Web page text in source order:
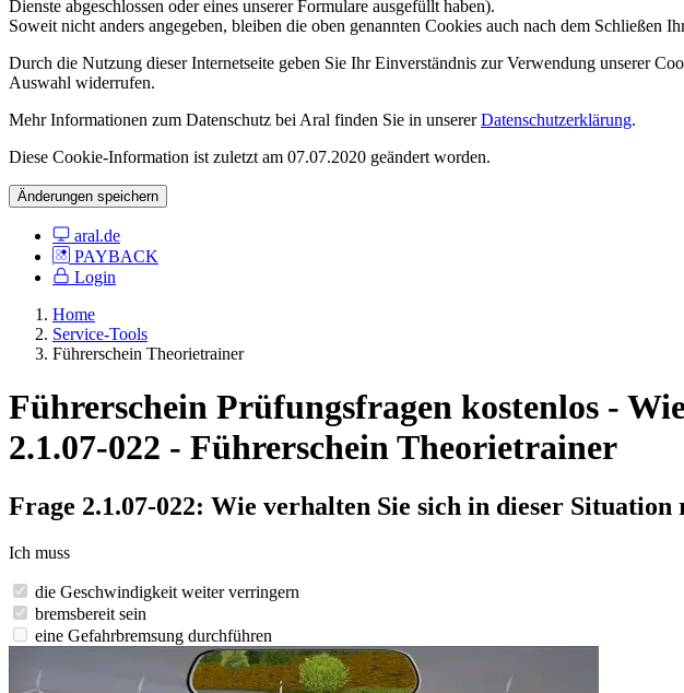
Dienste abgeschlossen oder eines unserer Formulare ausgefüllt haben).
Soweit nicht anders angegeben, bleiben die oben genannten Cookies auch nach dem Schließen
Durch die Nutzung dieser Internetseite geben Sie Ihr Einverständnis zur Verwendung unserer
Auswahl widerrufen.
Mehr Informationen zum Datenschutz bei Aral finden Sie in unsererDatenschutzerklärung.
Diese Cookie-Information ist zuletzt am 07.07.2020 geändert worden.
Änderungen speichern
aral.de
PAYBACK
Login
Home
Service-Tools
Führerschein Theorietrainer
Führerschein Prüfungsfragen kostenlos -
2.1.07-022 - Führerschein Theorietrainer
Frage 2.1.07-022: Wie verhalten Sie sich in dieser Situation
Ich muss
die Geschwindigkeit weiter verringern
bremsbereit sein
eine Gefahrbremsung durchführen